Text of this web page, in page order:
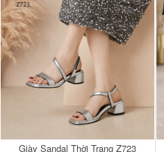
Giày Sandal Thời Trang Z723